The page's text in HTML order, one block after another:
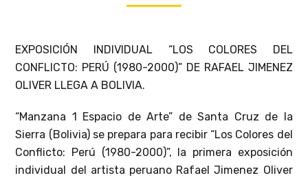
EXPOSICIÓN INDIVIDUAL “LOS COLORES DEL
CONFLICTO: PERÚ (1980-2000)” DE RAFAEL JIMENEZ
OLIVER LLEGA A BOLIVIA.
“Manzana 1 Espacio de Arte” de Santa Cruz de la
Sierra (Bolivia) se prepara para recibir “Los Colores del
Conflicto: Perú (1980-2000)”, la primera exposición
individual del artista peruano Rafael Jimenez Oliver